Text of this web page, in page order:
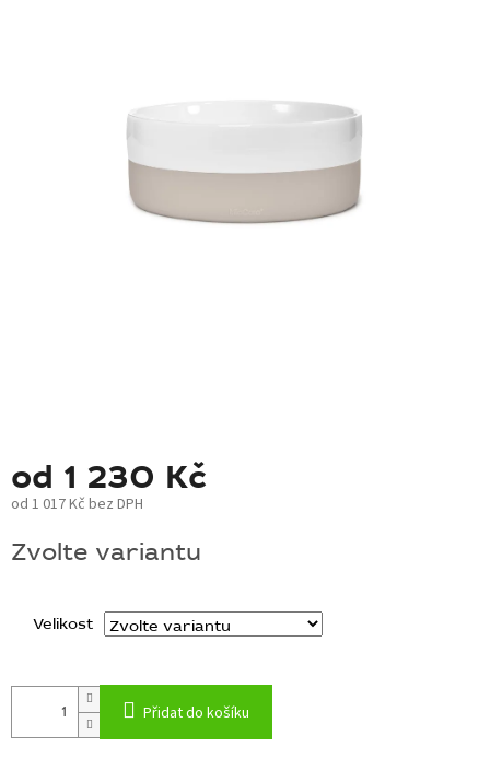
od 1 230 Kč
od 1 017 Kč bez DPH
cena:
Zvolte variantu
Velikost
Přidat do košíku